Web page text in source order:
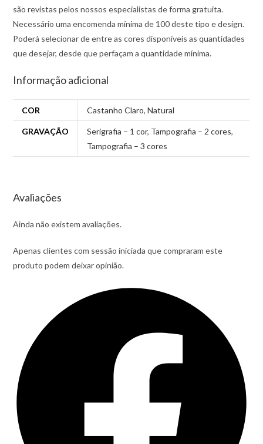
são revistas pelos nossos especialistas de forma gratuita.
Necessário uma encomenda mínima de 100 deste tipo e design.
Poderá selecionar de entre as cores disponíveis as quantidades
que desejar, desde que perfaçam a quantidade mínima.
Informação adicional
COR Castanho Claro,Natural
GRAVAÇÃO Serigrafia – 1 cor, Tampografia – 2 cores,
Tampografia – 3 cores
Avaliações
Ainda não existem avaliações.
Apenas clientes com sessão iniciada que compraram este
produto podem deixar opinião.
window